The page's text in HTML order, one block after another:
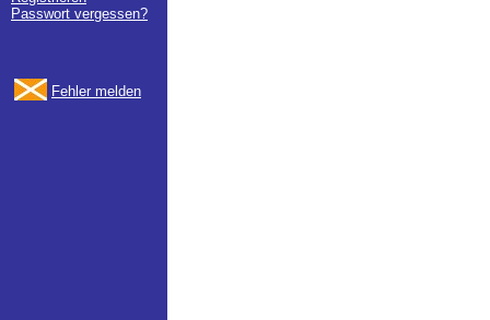
Passwort vergessen?
Fehler melden